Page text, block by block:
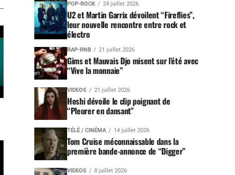
POP-ROCK 24 juillet 2026
U2 et Martin Garrix dévoilent “Fireflies”,
leur nouvelle rencontre entre rock et
électro
RAP-RNB 21 juillet 2026
Gims et Mauvais Djo misent sur l’été avec
“Vive la monnaie”
VIDEOS 21 juillet 2026
Hoshi dévoile le clip poignant de
“Pleurer en dansant”
TÉLÉ / CINÉMA 14 juillet 2026
Tom Cruise méconnaissable dans la
première bande-annonce de “Digger”
VIDEOS 8 juillet 2026